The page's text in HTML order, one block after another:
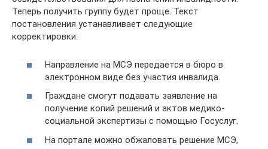
Теперь получить группу будет проще. Текст
постановления устанавливает следующие
корректировки:
Направление на МСЭ передается в бюро в
электронном виде без участия инвалида.
Граждане смогут подавать заявление на
получение копий решений и актов медико-
социальной экспертизы с помощью Госуслуг.
На портале можно обжаловать решение МСЭ,